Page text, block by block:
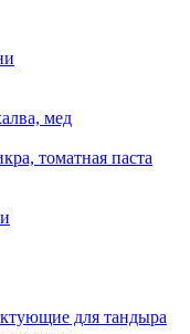
мед
томатная паста
для тандыра